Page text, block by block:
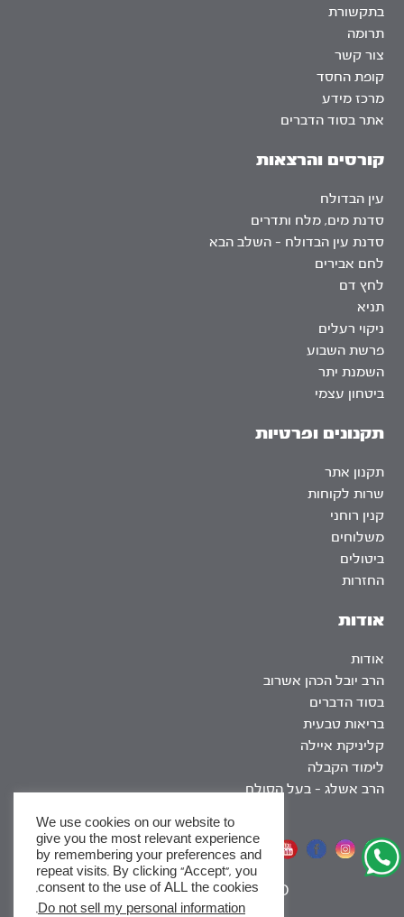
אודות
אודות
הרב יובל הכהן אשרוב
בסוד הדברים
בריאות טבעית
קליניקת איילה
לימוד הקבלה
הרב אשלג – בעל הסולם
בתקשורת
תרומה
צור קשר
קופת החסד
מרכז מידע
אתר בסוד הדברים
קורסים והרצאות
עין הבדולח
סדנת מים, מלח ותדרים
סדנת עין הבדולח – השלב הבא
לחם אבירים
לחץ דם
תניא
ניקוי רעלים
פרשת השבוע
השמנת יתר
ביטחון עצמי
תקנונים ופרטיות
תקנון אתר
שרות לקוחות
קנין רוחני
משלוחים
ביטולים
החזרות
אתר שומר שבת
SEO
|
We use cookies on our website to
give you the most relevant experience
by remembering your preferences and
repeat visits. By clicking “Accept”, you
consent to the use of ALL the cookies.
Do not sell my personal information
.